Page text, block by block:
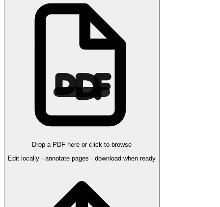
Drop a PDF here or click to browse
Edit locally · annotate pages · download when ready